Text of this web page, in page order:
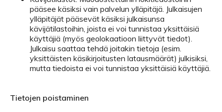
pääsee käsiksi vain palvelun ylläpitäjä. Julkaisujen
ylläpitäjät pääsevät käsiksi julkaisunsa
kävijätilastoihin, joista ei voi tunnistaa yksittäisiä
käyttäjiä (myös geolokaatioon liittyvät tiedot).
Julkaisu saattaa tehdä joitakin tietoja (esim.
yksittäisten käsikirjoitusten latausmäärät) julkisiksi,
mutta tiedoista ei voi tunnistaa yksittäisiä käyttäjiä.
Tietojen poistaminen